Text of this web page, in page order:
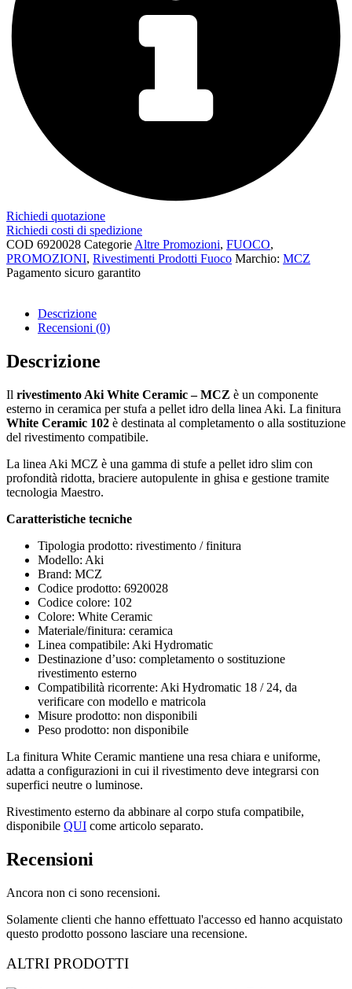
Richiedi quotazione
Richiedi costi di spedizione
COD 6920028 Categorie Altre Promozioni, FUOCO,
PROMOZIONI, Rivestimenti Prodotti Fuoco Marchio: MCZ
Pagamento sicuro garantito​
Descrizione
Recensioni (0)
Descrizione
Il rivestimento Aki White Ceramic – MCZ è un componente
esterno in ceramica per stufa a pellet idro della linea Aki. La finitura
White Ceramic 102 è destinata al completamento o alla sostituzione
del rivestimento compatibile.
La linea Aki MCZ è una gamma di stufe a pellet idro slim con
profondità ridotta, braciere autopulente in ghisa e gestione tramite
tecnologia Maestro.
Caratteristiche tecniche
Tipologia prodotto: rivestimento / finitura
Modello: Aki
Brand: MCZ
Codice prodotto: 6920028
Codice colore: 102
Colore: White Ceramic
Materiale/finitura: ceramica
Linea compatibile: Aki Hydromatic
Destinazione d’uso: completamento o sostituzione
rivestimento esterno
Compatibilità ricorrente: Aki Hydromatic 18 / 24, da
verificare con modello e matricola
Misure prodotto: non disponibili
Peso prodotto: non disponibile
La finitura White Ceramic mantiene una resa chiara e uniforme,
adatta a configurazioni in cui il rivestimento deve integrarsi con
superfici neutre o luminose.
Rivestimento esterno da abbinare al corpo stufa compatibile,
disponibile QUI come articolo separato.
Recensioni
Ancora non ci sono recensioni.
Solamente clienti che hanno effettuato l'accesso ed hanno acquistato
questo prodotto possono lasciare una recensione.
ALTRI PRODOTTI